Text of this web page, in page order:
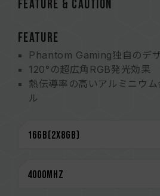
FEATURE & CAUTION
FEATURE
Phantom Gaming独自のデ
120°の超広角RGB発光効果
熱伝導率の高いアルミニウ
ル
XMP2.0サポート
主力マザーボードメーカー認